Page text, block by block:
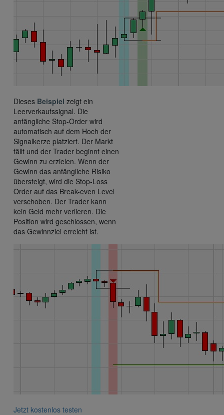
Dieses Beispiel zeigt ein
Leerverkaufssignal. Die
anfängliche Stop-Order wird
automatisch auf dem Hoch der
Signalkerze platziert. Der Markt
fällt und der Trader beginnt einen
Gewinn zu erzielen. Wenn der
Gewinn das anfängliche Risiko
übersteigt, wird die Stop-Loss
Order auf das Break-even Level
verschoben. Der Trader kann
kein Geld mehr verlieren. Die
Position wird geschlossen, wenn
das Gewinnziel erreicht ist.
Jetzt kostenlos testen